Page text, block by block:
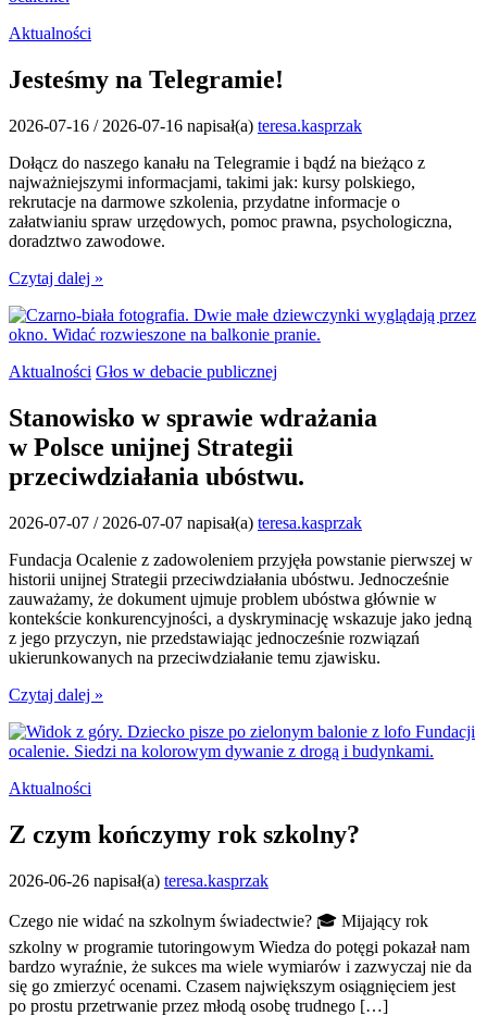
Aktualności
Jesteśmy na Telegramie!
2026-07-16 / 2026-07-16 napisał(a) teresa.kasprzak
Dołącz do naszego kanału na Telegramie i bądź na bieżąco z
najważniejszymi informacjami, takimi jak: kursy polskiego,
rekrutacje na darmowe szkolenia, przydatne informacje o
załatwianiu spraw urzędowych, pomoc prawna, psychologiczna,
doradztwo zawodowe.
Czytaj dalej »
Aktualności Głos w debacie publicznej
Stanowisko w sprawie wdrażania
w Polsce unijnej Strategii
przeciwdziałania ubóstwu.
2026-07-07 / 2026-07-07 napisał(a) teresa.kasprzak
Fundacja Ocalenie z zadowoleniem przyjęła powstanie pierwszej w
historii unijnej Strategii przeciwdziałania ubóstwu. Jednocześnie
zauważamy, że dokument ujmuje problem ubóstwa głównie w
kontekście konkurencyjności, a dyskryminację wskazuje jako jedną
z jego przyczyn, nie przedstawiając jednocześnie rozwiązań
ukierunkowanych na przeciwdziałanie temu zjawisku.
Czytaj dalej »
Aktualności
Z czym kończymy rok szkolny?
2026-06-26 napisał(a) teresa.kasprzak
Czego nie widać na szkolnym świadectwie? 🎓 Mijający rok
szkolny w programie tutoringowym Wiedza do potęgi pokazał nam
bardzo wyraźnie, że sukces ma wiele wymiarów i zazwyczaj nie da
się go zmierzyć ocenami. Czasem największym osiągnięciem jest
po prostu przetrwanie przez młodą osobę trudnego […]